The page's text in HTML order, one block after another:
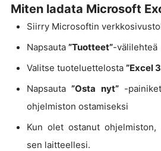
Miten ladata Microsoft
Siirry Microsoftin
Napsauta ”Tuotteet”-välilehteä
Valitse tuoteluettelosta ”Excel
Napsauta”Osta nyt”-
ohjelmiston ostamiseksi
Kun olet ostanut
sen laitteellesi.